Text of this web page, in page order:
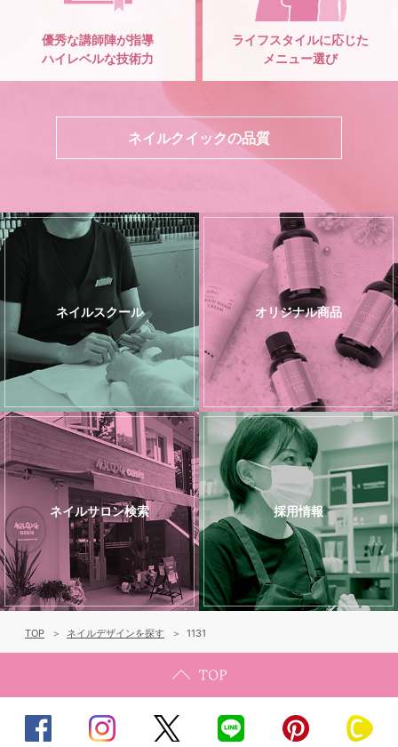
優秀な講師陣が指導
ハイレベルな技術力
ライフスタイルに応じた
メニュー選び
ネイルクイックの品質
ネイルスクール オリジナル商品
ネイルサロン検索 採用情報
TOP ネイルデザインを探す 1131